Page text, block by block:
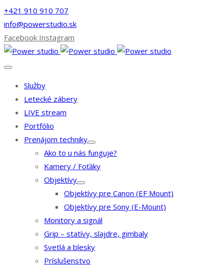
+421 910 910 707
info@powerstudio.sk
Facebook Instagram
Služby
Letecké zábery
LIVE stream
Portfólio
Prenájom techniky
Ako to u nás funguje?
Kamery / Foťáky
Objektívy
Objektívy pre Canon (EF Mount)
Objektívy pre Sony (E-Mount)
Monitory a signál
Grip – statívy, slajdre, gimbaly
Svetlá a blesky
Príslušenstvo